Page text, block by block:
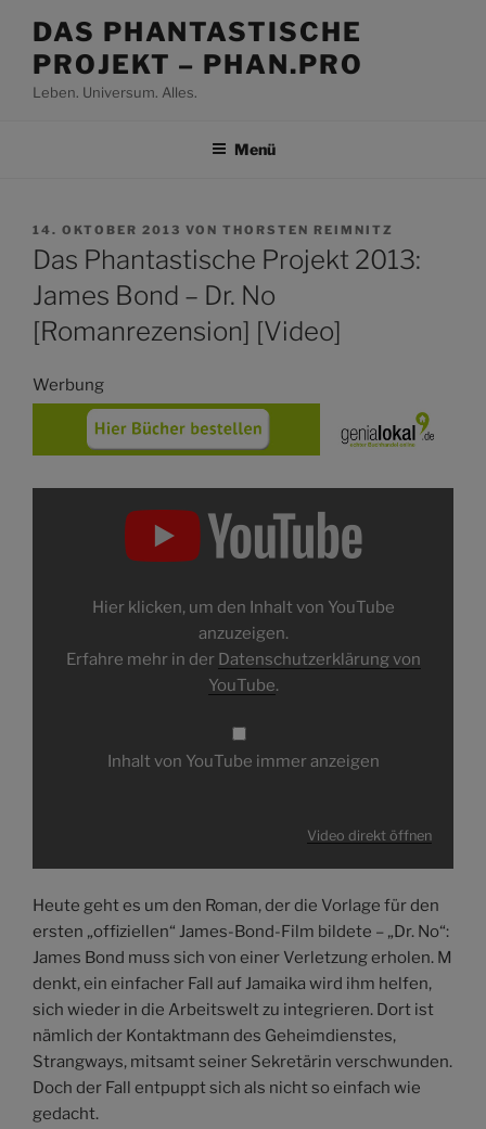
Inhalt
springen
DAS PHANTASTISCHE
PROJEKT – PHAN.PRO
Leben. Universum. Alles.
Menü
VERÖFFENTLICHT
AM
14. OKTOBER 2013 VON THORSTEN REIMNITZ
Das Phantastische Projekt 2013:
James Bond – Dr. No
[Romanrezension] [Video]
Werbung
Inhalt
Hier klicken, um den Inhalt von YouTube
anzuzeigen.
Erfahre mehr in der Datenschutzerklärung von
YouTube.
Inhalt von YouTube immer anzeigen
Video direkt öffnen
Heute geht es um den Roman, der die Vorlage für den
ersten „offiziellen“ James-Bond-Film bildete – „Dr. No“:
James Bond muss sich von einer Verletzung erholen. M
denkt, ein einfacher Fall auf Jamaika wird ihm helfen,
sich wieder in die Arbeitswelt zu integrieren. Dort ist
nämlich der Kontaktmann des Geheimdienstes,
Strangways, mitsamt seiner Sekretärin verschwunden.
Doch der Fall entpuppt sich als nicht so einfach wie
gedacht.